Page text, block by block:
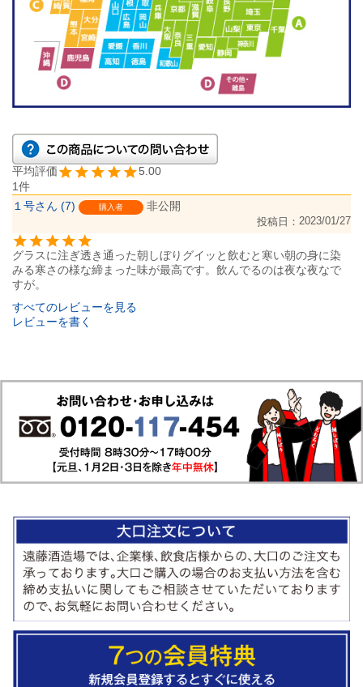
5.00
1
１号
7 購入者 非公開
投稿日 2023/01/27
グラスに注ぎ透き通った朝しぼりグイッと飲むと寒い朝の身に染
みる寒さの様な締まった味が最高です。飲んでるのは夜な夜なで
すが。
すべてのレビューを見る
レビューを書く